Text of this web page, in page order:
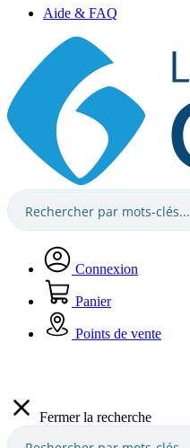
Aide & FAQ
Connexion
Panier
Points de vente
Fermer la recherche